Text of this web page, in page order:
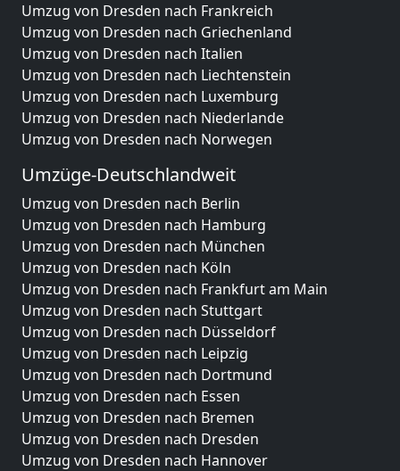
Umzug von Dresden nach Frankreich
Umzug von Dresden nach Griechenland
Umzug von Dresden nach Italien
Umzug von Dresden nach Liechtenstein
Umzug von Dresden nach Luxemburg
Umzug von Dresden nach Niederlande
Umzug von Dresden nach Norwegen
Umzüge-Deutschlandweit
Umzug von Dresden nach Berlin
Umzug von Dresden nach Hamburg
Umzug von Dresden nach München
Umzug von Dresden nach Köln
Umzug von Dresden nach Frankfurt am Main
Umzug von Dresden nach Stuttgart
Umzug von Dresden nach Düsseldorf
Umzug von Dresden nach Leipzig
Umzug von Dresden nach Dortmund
Umzug von Dresden nach Essen
Umzug von Dresden nach Bremen
Umzug von Dresden nach Dresden
Umzug von Dresden nach Hannover